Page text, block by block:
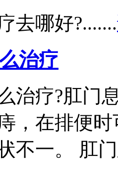
去哪好?.......
治疗
治疗?肛门
，在排便
不一。 肛